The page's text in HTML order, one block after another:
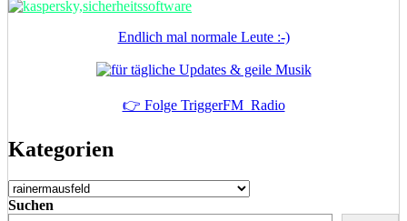
Endlich mal normale Leute :-)
👉 Folge TriggerFM_Radio
Kategorien
Kategorien
Suchen